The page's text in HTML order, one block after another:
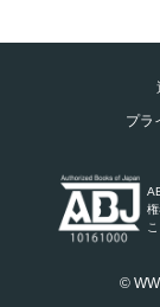
プラ
©